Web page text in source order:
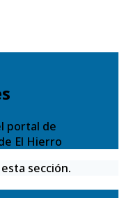
portal de
El Hierro
sección.